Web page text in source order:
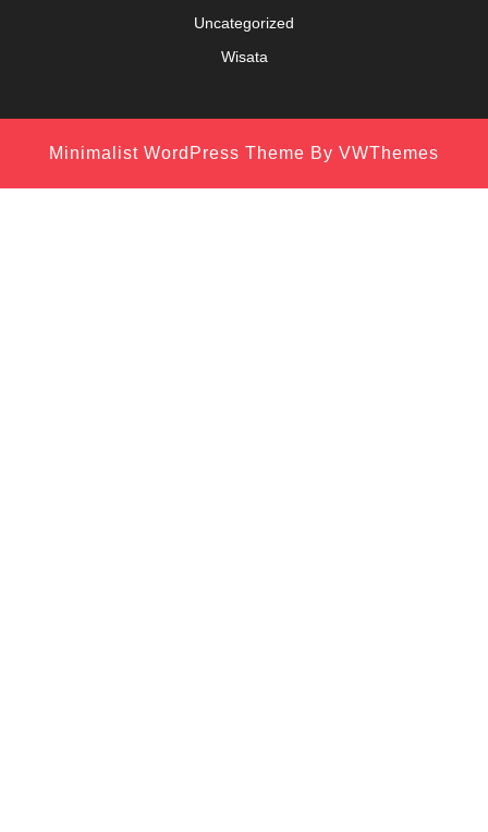
Uncategorized
Wisata
Minimalist WordPress Theme By VWThemes